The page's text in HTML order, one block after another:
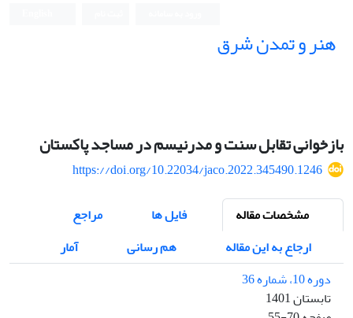
هنر و تمدن شرق
بازخوانی تقابل سنت و مدرنیسم در مساجد پاکستان
https://doi.org/10.22034/jaco.2022.345490.1246
مشخصات مقاله
فایل ها
مراجع
ارجاع به این مقاله
هم رسانی
آمار
دوره 10، شماره 36
تابستان 1401